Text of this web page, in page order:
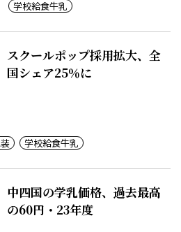
学校給食牛乳
スクールポップ採用拡大、全
国シェア25％に
学校給食牛乳
中四国の学乳価格、過去最高
の60円・23年度